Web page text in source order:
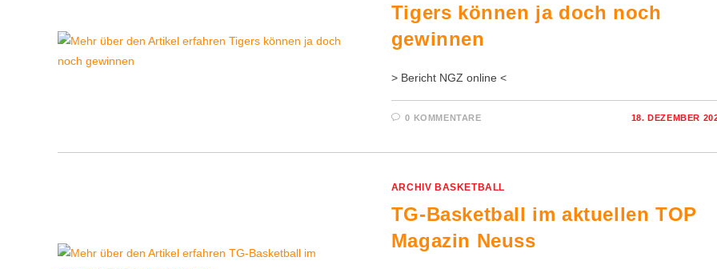
Tigers können ja doch noch
gewinnen
> Bericht NGZ online <
0 KOMMENTARE 18. DEZEMBER
ARCHIV BASKETBALL
TG-Basketball im aktuellen TOP
Magazin Neuss